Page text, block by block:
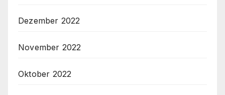
Dezember 2022
November 2022
Oktober 2022